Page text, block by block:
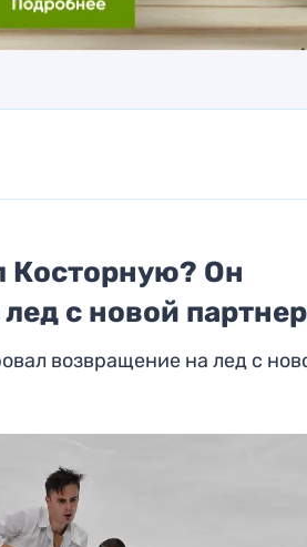
Косторную? Он
с новой
возвращение на лед с